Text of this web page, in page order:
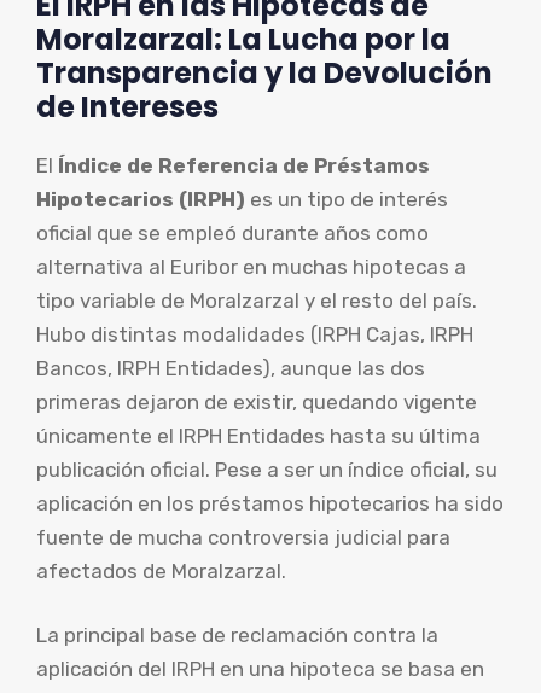
Moralzarzal: La Lucha por la
Transparencia y la Devolución
de Intereses
El Índice de Referencia de Préstamos
Hipotecarios (IRPH) es un tipo de interés
oficial que se empleó durante años como
alternativa al Euribor en muchas hipotecas a
tipo variable de Moralzarzal y el resto del país.
Hubo distintas modalidades (IRPH Cajas, IRPH
Bancos, IRPH Entidades), aunque las dos
primeras dejaron de existir, quedando vigente
únicamente el IRPH Entidades hasta su última
publicación oficial. Pese a ser un índice oficial, su
aplicación en los préstamos hipotecarios ha sido
fuente de mucha controversia judicial para
afectados de Moralzarzal.
La principal base de reclamación contra la
aplicación del IRPH en una hipoteca se basa en